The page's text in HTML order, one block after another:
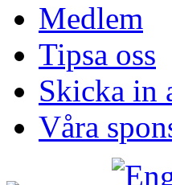
Medlem
Tipsa oss
Skicka in
Våra